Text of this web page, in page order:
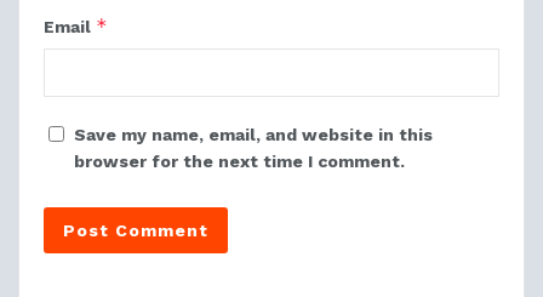
Email *
Save my name, email, and website in this
browser for the next time I comment.